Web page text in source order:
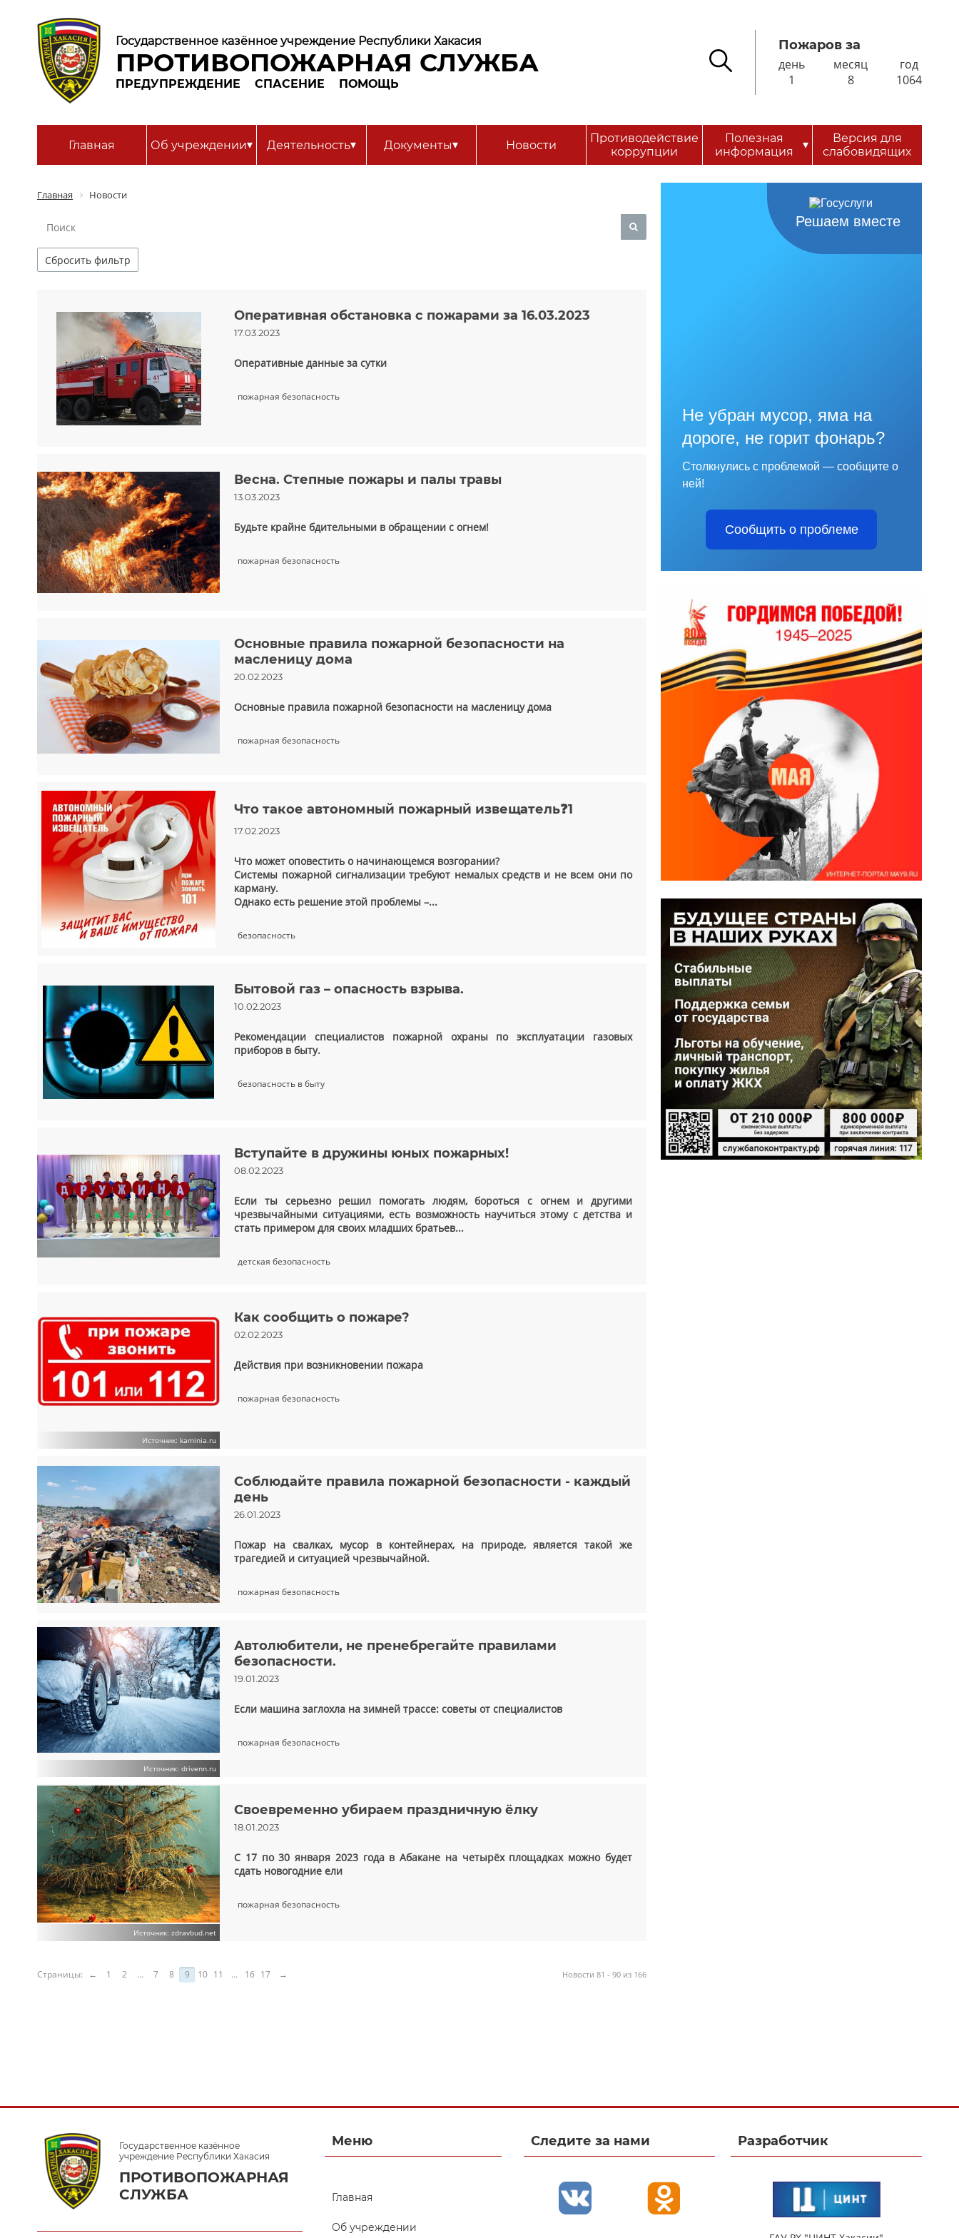
Государственное казённое учреждение Республики Хакасия
ПРОТИВОПОЖАРНАЯ СЛУЖБА
ПРЕДУПРЕЖДЕНИЕ СПАСЕНИЕ ПОМОЩЬ
Пожаров за
день
1
месяц
8
год
1064
Главная Об учреждении▾ Деятельность▾ Документы▾ Новости
Противодействие
коррупции
Полезная
информация
▾
Версия для
слабовидящих
Главная Новости
Сбросить фильтр
Оперативная обстановка с пожарами за 16.03.2023
17.03.2023
Оперативные данные за сутки
пожарная безопасность
Весна. Степные пожары и палы травы
13.03.2023
Будьте крайне бдительными в обращении с огнем!
пожарная безопасность
Основные правила пожарной безопасности на
масленицу дома
20.02.2023
Основные правила пожарной безопасности на масленицу дома
пожарная безопасность
Что такое автономный пожарный извещатель❓1
17.02.2023
Что может оповестить о начинающемся возгорании?
Системы пожарной сигнализации требуют немалых средств и не всем они по
карману.
Однако есть решение этой проблемы –...
безопасность
Бытовой газ – опасность взрыва.
10.02.2023
Рекомендации специалистов пожарной охраны по эксплуатации газовых
приборов в быту.
безопасность в быту
Вступайте в дружины юных пожарных!
08.02.2023
Если ты серьезно решил помогать людям, бороться с огнем и другими
чрезвычайными ситуациями, есть возможность научиться этому с детства и
стать примером для своих младших братьев...
детская безопасность
Источник: kaminia.ru
Как сообщить о пожаре?
02.02.2023
Действия при возникновении пожара
пожарная безопасность
Соблюдайте правила пожарной безопасности - каждый
день
26.01.2023
Пожар на свалках, мусор в контейнерах, на природе, является такой же
трагедией и ситуацией чрезвычайной.
пожарная безопасность
Источник: drivenn.ru
Автолюбители, не пренебрегайте правилами
безопасности.
19.01.2023
Если машина заглохла на зимней трассе: советы от специалистов
пожарная безопасность
Источник: zdravbud.net
Своевременно убираем праздничную ёлку
18.01.2023
С 17 по 30 января 2023 года в Абакане на четырёх площадках можно будет
сдать новогодние ели
пожарная безопасность
Новости 81 - 90 из 166
Страницы: ← 1 2 ... 7 8 9 10 11 ... 16 17 →
Решаем вместе
Не убран мусор, яма на
дороге, не горит фонарь?
Столкнулись с проблемой — сообщите о
ней!
Сообщить о проблеме
Государственное казённое
учреждение Республики Хакасия
ПРОТИВОПОЖАРНАЯ
СЛУЖБА
Меню
Главная
Об учреждении
Следите за нами Разработчик